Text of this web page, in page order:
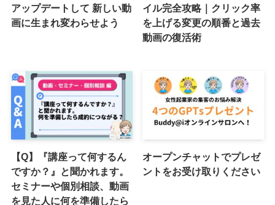
アップデートして 新しい動
画に生まれ変わらせよう
イル完全攻略｜クリック率
を上げる変更の順番と過去
動画の復活術
【Q】『講座って何するん
ですか？』と聞かれます。
セミナーや個別相談、動画
を見た人に何を準備したら
オープンチャットでプレゼ
ントをお受け取りください